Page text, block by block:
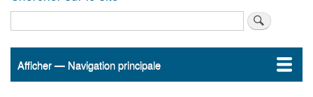
Navigation
Afficher — Navigation principale